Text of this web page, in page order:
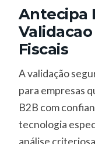
Antecipa
Fiscais
A validação
para empresas
B2B com
tecnologia
análise